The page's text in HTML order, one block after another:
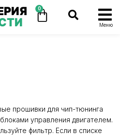
0
Меню
прошивки для чип-тюнинга
управления двигателем.
фильтр. Если в списке